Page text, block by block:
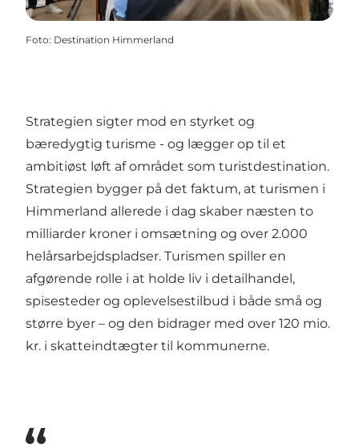
Foto: Destination Himmerland
Strategien sigter mod en styrket og
bæredygtig turisme - og lægger op til et
ambitiøst løft af området som turistdestination.
Strategien bygger på det faktum, at turismen i
Himmerland allerede i dag skaber næsten to
milliarder kroner i omsætning og over 2.000
helårsarbejdspladser. Turismen spiller en
afgørende rolle i at holde liv i detailhandel,
spisesteder og oplevelsestilbud i både små og
større byer – og den bidrager med over 120 mio.
kr. i skatteindtægter til kommunerne.